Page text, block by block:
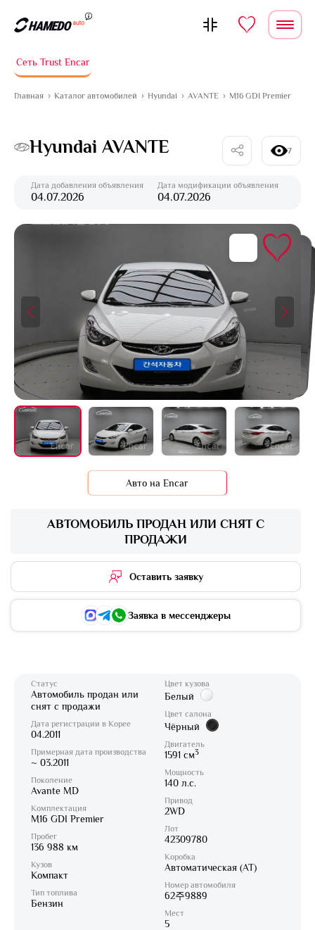
Сеть Trust Encar
Главная Каталог автомобилей Hyundai AVANTE M16 GDI Premier
Hyundai AVANTE 7
Дата добавления объявления
04.07.2026
Дата модификации объявления
04.07.2026
АВТОМОБИЛЬ ПРОДАН ИЛИ СНЯТ С
ПРОДАЖИ
Оставить заявку
Заявка в мессенджеры
Статус
Автомобиль продан или
снят с продажи
Дата регистрации в Корее
04.2011
Примерная дата производства
~ 03.2011
Поколение
Avante MD
Комплектация
M16 GDI Premier
Пробег
136 988 км
Кузов
Компакт
Тип топлива
Бензин
Цвет кузова
Белый
Цвет салона
Чёрный
Двигатель
1591 см3
Мощность
140 л.с.
Привод
2WD
Лот
42309780
Коробка
Автоматическая (AT)
Номер автомобиля
62주9889
Мест
5
Авто на Encar